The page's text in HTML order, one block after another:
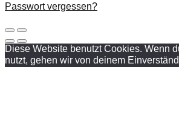
Passwort vergessen?
Diese Website benutzt Cookies. Wenn
nutzt, gehen wir von deinem